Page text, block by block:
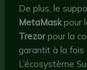
De plus, le
MetaMaskpour
Trezorpour la
garantit à la fois
L’écosystème